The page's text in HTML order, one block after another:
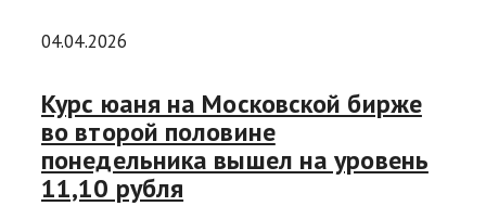
04.04.2026
Курс юаня на Московской бирже
во второй половине
понедельника вышел на уровень
11,10 рубля